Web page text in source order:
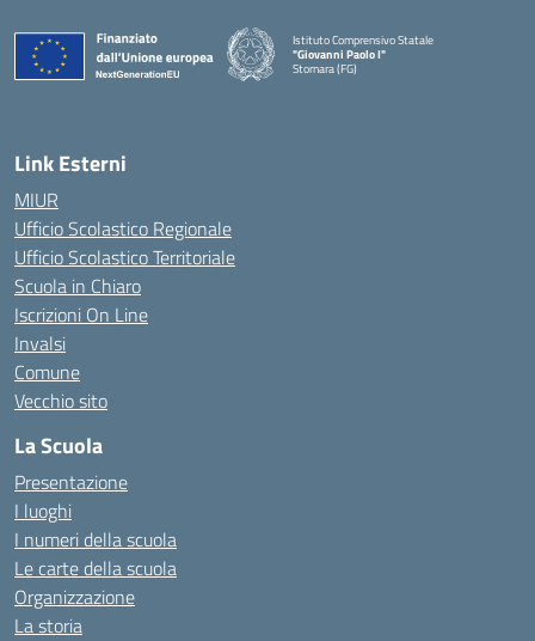
Istituto Comprensivo Statale
"Giovanni Paolo I"
Stornara (FG)
Link Esterni
MIUR
Ufficio Scolastico Regionale
Ufficio Scolastico Territoriale
Scuola in Chiaro
Iscrizioni On Line
Invalsi
Comune
Vecchio sito
La Scuola
Presentazione
I luoghi
I numeri della scuola
Le carte della scuola
Organizzazione
La storia